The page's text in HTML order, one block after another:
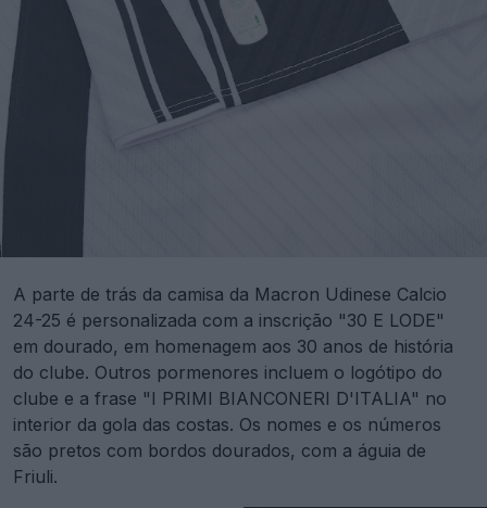
A parte de trás da camisa da Macron Udinese Calcio
24-25 é personalizada com a inscrição "30 E LODE"
em dourado, em homenagem aos 30 anos de história
do clube. Outros pormenores incluem o logótipo do
clube e a frase "I PRIMI BIANCONERI D'ITALIA" no
interior da gola das costas. Os nomes e os números
são pretos com bordos dourados, com a águia de
Friuli.